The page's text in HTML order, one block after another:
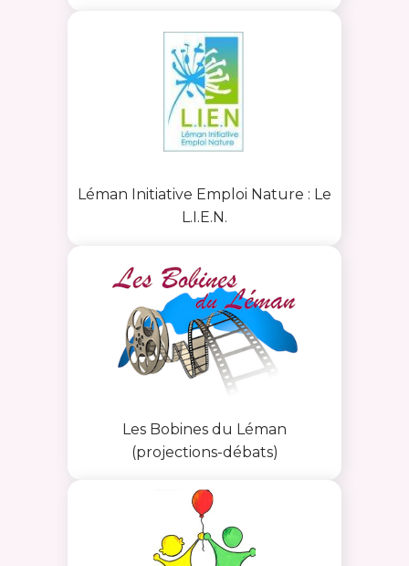
Léman Initiative Emploi Nature : Le
L.I.E.N.
Les Bobines du Léman
(projections-débats)